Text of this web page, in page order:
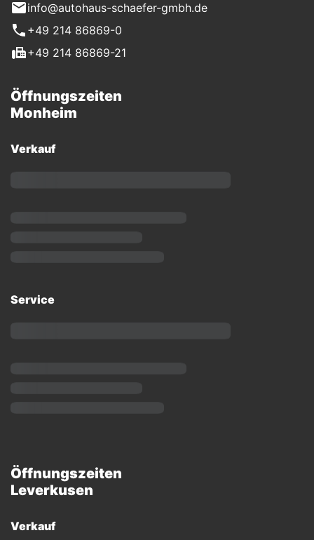
info@autohaus-schaefer-gmbh.de
+49 214 86869-0
+49 214 86869-21
Öffnungszeiten
Monheim
Verkauf
Service
Öffnungszeiten
Leverkusen
Verkauf